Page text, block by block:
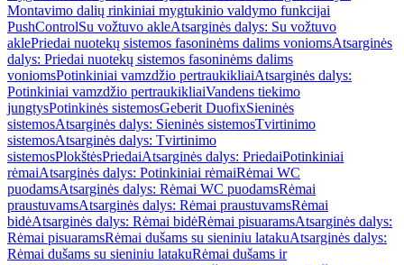
Montavimo dalių rinkiniai mygtukinio valdymo funkcijai
PushControlSu vožtuvo akleAtsarginės dalys: Su vožtuvo
aklePriedai nuotekų sistemos fasoninėms dalims voniomsAtsarginės
dalys: Priedai nuotekų sistemos fasoninėms dalims
voniomsPotinkiniai vamzdžio pertraukikliaiAtsarginės dalys:
Potinkiniai vamzdžio pertraukikliaiVandens tiekimo
jungtysPotinkinės sistemosGeberit DuofixSieninės
sistemosAtsarginės dalys: Sieninės sistemosTvirtinimo
sistemosAtsarginės dalys: Tvirtinimo
sistemosPlokštėsPriedaiAtsarginės dalys: PriedaiPotinkiniai
rėmaiAtsarginės dalys: Potinkiniai rėmaiRėmai WC
puodamsAtsarginės dalys: Rėmai WC puodamsRėmai
praustuvamsAtsarginės dalys: Rėmai praustuvamsRėmai
bidėAtsarginės dalys: Rėmai bidėRėmai pisuaramsAtsarginės dalys:
Rėmai pisuaramsRėmai dušams su sieniniu latakuAtsarginės dalys:
Rėmai dušams su sieniniu latakuRėmai dušams ir